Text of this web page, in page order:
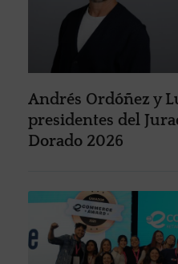
Andrés Ordóñez y
presidentes del
Dorado 2026